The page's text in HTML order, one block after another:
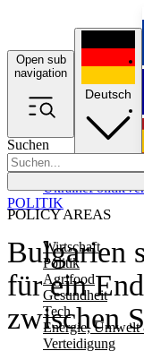
Open sub
navigation
Suchen
POLICY AREAS
Wirtschaft
Politik
Agrifood
Gesundheit
Tech
Energie, Umwelt
Verteidigung
UkrainePolitik
Deutsch
Bulgarien
für ein
zwischen
POLITIK